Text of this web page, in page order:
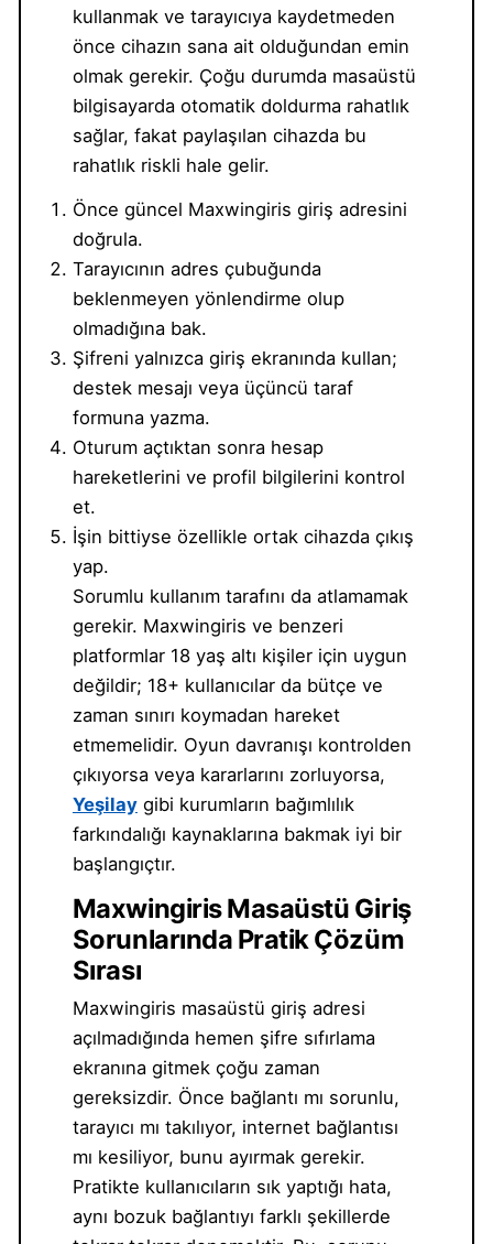
kullanmak ve tarayıcıya kaydetmeden
önce cihazın sana ait olduğundan emin
olmak gerekir. Çoğu durumda masaüstü
bilgisayarda otomatik doldurma rahatlık
sağlar, fakat paylaşılan cihazda bu
rahatlık riskli hale gelir.
Önce güncel Maxwingiris giriş adresini
doğrula.
Tarayıcının adres çubuğunda
beklenmeyen yönlendirme olup
olmadığına bak.
Şifreni yalnızca giriş ekranında kullan;
destek mesajı veya üçüncü taraf
formuna yazma.
Oturum açtıktan sonra hesap
hareketlerini ve profil bilgilerini kontrol
et.
İşin bittiyse özellikle ortak cihazda çıkış
yap.
Sorumlu kullanım tarafını da atlamamak
gerekir. Maxwingiris ve benzeri
platformlar 18 yaş altı kişiler için uygun
değildir; 18+ kullanıcılar da bütçe ve
zaman sınırı koymadan hareket
etmemelidir. Oyun davranışı kontrolden
çıkıyorsa veya kararlarını zorluyorsa,
Yeşilaygibi kurumların bağımlılık
farkındalığı kaynaklarına bakmak iyi bir
başlangıçtır.
Maxwingiris Masaüstü Giriş
Sorunlarında Pratik Çözüm
Sırası
Maxwingiris masaüstü giriş adresi
açılmadığında hemen şifre sıfırlama
ekranına gitmek çoğu zaman
gereksizdir. Önce bağlantı mı sorunlu,
tarayıcı mı takılıyor, internet bağlantısı
mı kesiliyor, bunu ayırmak gerekir.
Pratikte kullanıcıların sık yaptığı hata,
aynı bozuk bağlantıyı farklı şekillerde